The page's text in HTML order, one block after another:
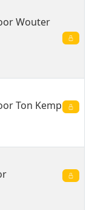
Wouter
Ton Kemp